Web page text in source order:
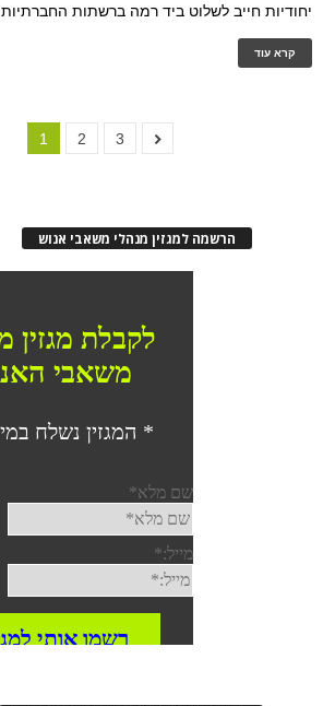
יחודיות חייב לשלוט ביד רמה ברשתות החברתיות
קרא עוד
1 2 3
הרשמה למגזין מנהלי משאבי אנוש